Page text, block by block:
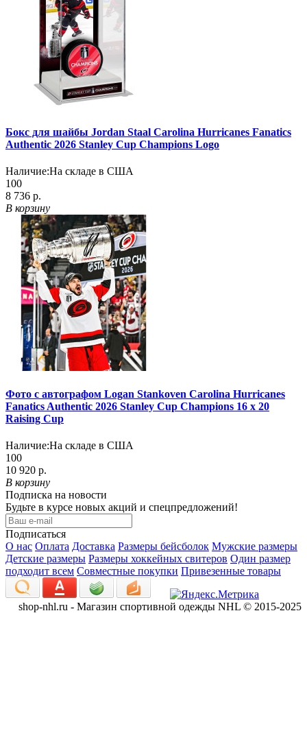
Бокс для шайбы Jordan Staal Carolina Hurricanes Fanatics
Authentic 2026 Stanley Cup Champions Logo
Наличие:На складе в США
100
8 736 р.
В корзину
Фото с автографом Logan Stankoven Carolina Hurricanes
Fanatics Authentic 2026 Stanley Cup Champions 16 x 20
Raising Cup
Наличие:На складе в США
100
10 920 р.
В корзину
Подписка на новости
Будьте в курсе новых акций и спецпредложений!
Подписаться
О нас Оплата Доставка Размеры бейсболок Мужские размеры
Детские размеры Размеры хоккейных свитеров Один размер
подходит всем Совместные покупки Привезенные товары
shop-nhl.ru - Магазин спортивной одежды NHL © 2015-2025